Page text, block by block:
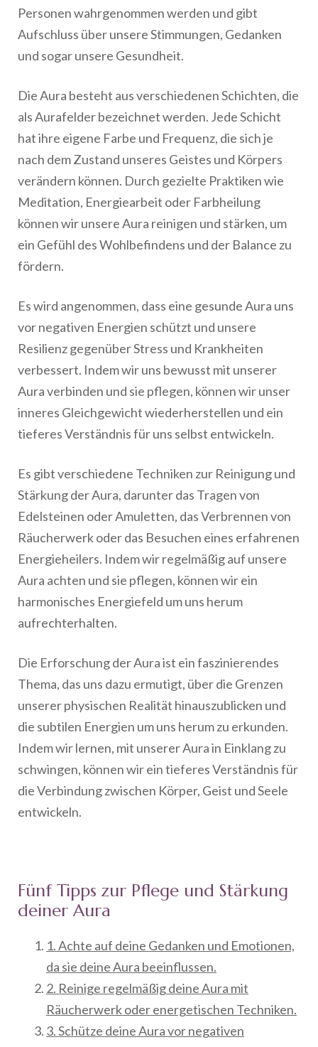
Personen wahrgenommen werden und gibt
Aufschluss über unsere Stimmungen, Gedanken
und sogar unsere Gesundheit.
Die Aura besteht aus verschiedenen Schichten, die
als Aurafelder bezeichnet werden. Jede Schicht
hat ihre eigene Farbe und Frequenz, die sich je
nach dem Zustand unseres Geistes und Körpers
verändern können. Durch gezielte Praktiken wie
Meditation, Energiearbeit oder Farbheilung
können wir unsere Aura reinigen und stärken, um
ein Gefühl des Wohlbefindens und der Balance zu
fördern.
Es wird angenommen, dass eine gesunde Aura uns
vor negativen Energien schützt und unsere
Resilienz gegenüber Stress und Krankheiten
verbessert. Indem wir uns bewusst mit unserer
Aura verbinden und sie pflegen, können wir unser
inneres Gleichgewicht wiederherstellen und ein
tieferes Verständnis für uns selbst entwickeln.
Es gibt verschiedene Techniken zur Reinigung und
Stärkung der Aura, darunter das Tragen von
Edelsteinen oder Amuletten, das Verbrennen von
Räucherwerk oder das Besuchen eines erfahrenen
Energieheilers. Indem wir regelmäßig auf unsere
Aura achten und sie pflegen, können wir ein
harmonisches Energiefeld um uns herum
aufrechterhalten.
Die Erforschung der Aura ist ein faszinierendes
Thema, das uns dazu ermutigt, über die Grenzen
unserer physischen Realität hinauszublicken und
die subtilen Energien um uns herum zu erkunden.
Indem wir lernen, mit unserer Aura in Einklang zu
schwingen, können wir ein tieferes Verständnis für
die Verbindung zwischen Körper, Geist und Seele
entwickeln.
Fünf Tipps zur Pflege und Stärkung
deiner Aura
1. Achte auf deine Gedanken und Emotionen,
da sie deine Aura beeinflussen.
2. Reinige regelmäßig deine Aura mit
Räucherwerk oder energetischen Techniken.
3. Schütze deine Aura vor negativen